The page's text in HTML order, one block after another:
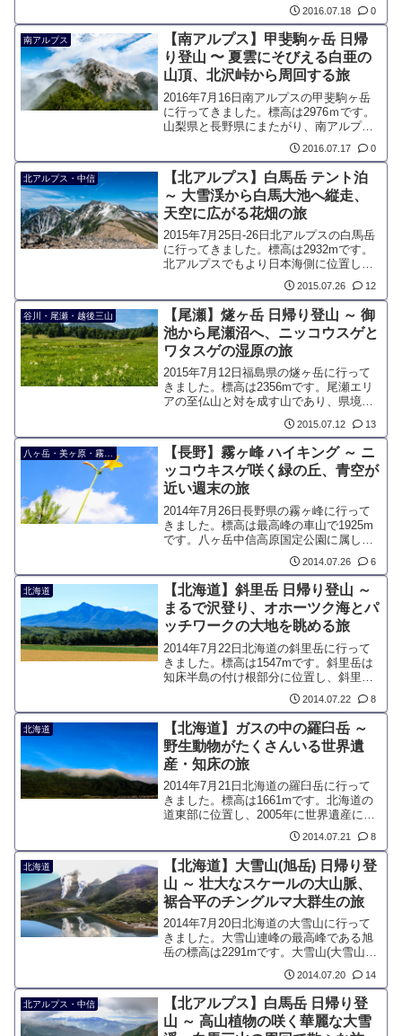
の定番である東大台コースを周回して歩
きました。コースタイムは4時間弱です
が、変化のある樹林帯歩きが楽しめ、大
蛇嵓などの迫力ある見所満載です。
2016.07.18 0
南アルプス
【南アルプス】甲斐駒ヶ岳 日帰
り登山 〜 夏雲にそびえる白亜の
山頂、北沢峠から周回する旅
2016年7月16日南アルプスの甲斐駒ヶ岳
に行ってきました。標高は2976ｍです。
山梨県と長野県にまたがり、南アルプス
の山々の中で、顔役的な存在です。ま
た、南アルプスの天然水の採水地として
も有名。花崗岩が剥き出しで、歪な形を
した白亜の山頂が特徴です。
2016.07.17 0
北アルプス・中信
【北アルプス】白馬岳 テント泊
～ 大雪渓から白馬大池へ縦走、
天空に広がる花畑の旅
2015年7月25日-26日北アルプスの白馬岳
に行ってきました。標高は2932mです。
北アルプスでもより日本海側に位置し、
冬は豪雪、夏は水量が豊富な白馬岳は、
高山植物の宝庫になっています。白馬連
山高山植物帯として、特別天然記念物に
指定されています。白馬岳の人気縦走ル
ート、大雪渓から白馬大池をテント泊で
縦走しました。
2015.07.26 12
谷川・尾瀬・越後三山
【尾瀬】燧ヶ岳 日帰り登山 ～ 御
池から尾瀬沼へ、ニッコウスゲと
ワタスゲの湿原の旅
2015年7月12日福島県の燧ヶ岳に行って
きました。標高は2356mです。尾瀬エリ
アの至仏山と対を成す山であり、県境ギ
リギリではありますが、東北地方最高の
山です。独立峰のように見えますが、最
高峰の柴安嵓など5つの山頂で構成されて
います
2015.07.12 13
【長野】霧ヶ峰 ハイキング ～ ニ
ッコウキスゲ咲く緑の丘、青空が
近い週末の旅
2014年7月26日長野県の霧ヶ峰に行って
きました。標高は最高峰の車山で1925m
です。八ヶ岳中信高原国定公園に属して
いますが、美ヶ原と同様に一つの山とし
て独立しています。ビーナスラインとい
う観光道路が整備されているため、登山
口の標高は高く、登山をしない人でも楽
しめる山です。
2014.07.26 6
北海道
【北海道】斜里岳 日帰り登山 ～
まるで沢登り、オホーツク海とパ
ッチワークの大地を眺める旅
2014年7月22日北海道の斜里岳に行って
きました。標高は1547mです。斜里岳は
知床半島の付け根部分に位置し、斜里
町、清里町、標津町に跨っています。オ
ホーツク海側の街から均整な形で見える
ためオホーツク富士または斜里富士と呼
ばれています。
2014.07.22 8
北海道
【北海道】ガスの中の羅臼岳 ～
野生動物がたくさんいる世界遺
産・知床の旅
2014年7月21日北海道の羅臼岳に行って
きました。標高は1661mです。北海道の
道東部に位置し、2005年に世界遺産に選
ばれた知床半島の主峰です。知床半島は
千島火山帯に属し、羅臼岳の稜線から伸
びる硫黄岳は現在も活動中の火山です。
2014.07.21 8
北海道
【北海道】大雪山(旭岳) 日帰り登
山 ～ 壮大なスケールの大山脈、
裾合平のチングルマ大群生の旅
2014年7月20日北海道の大雪山に行って
きました。大雪山連峰の最高峰である旭
岳の標高は2291mです。大雪山(大雪山連
峰)は北海道の中央部に位置する火山群の
総称です。大雪山旭岳ロープウェイによ
り、標高1600mから登山することができ
ます。
2014.07.20 14
北アルプス・中信
【北アルプス】白馬岳 日帰り登
山 ～ 高山植物の咲く華麗な大雪